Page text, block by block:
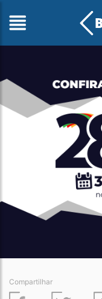
Compartilhar